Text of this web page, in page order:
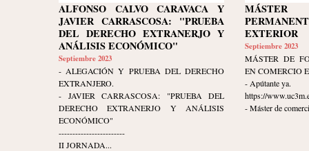
ALFONSO CALVO CARAVACA Y
JAVIER CARRASCOSA: "PRUEBA
DEL DERECHO EXTRANERJO Y
ANÁLISIS ECONÓMICO"
Septiembre 2023
- ALEGACIÓN Y PRUEBA DEL DERECHO
EXTRANJERO.
- JAVIER CARRASCOSA: "PRUEBA DEL
DERECHO EXTRANERJO Y ANÁLISIS
ECONÓMICO"
------------------------
II JORNADA...
MÁSTER
EXTERIOR
Septiembre 2023
MÁSTER DE
EN COMERCIO
- Apútante ya.
https://
- Máster de